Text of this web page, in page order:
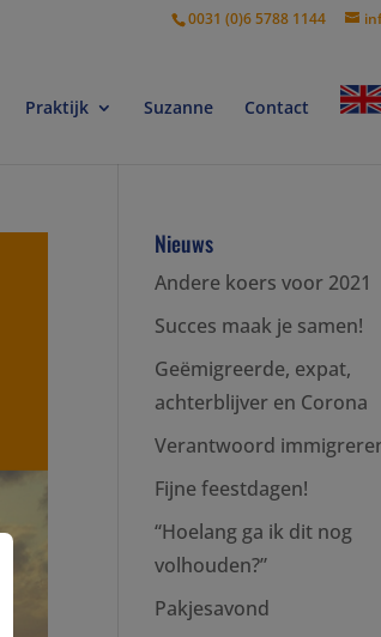
0031 (0)6 5788 1144
Praktijk Suzanne Contact
Nieuws
Andere koers voor 2021
Succes maak je samen!
Geëmigreerde, expat,
achterblijver en Corona
Verantwoord
Fijne feestdagen!
“Hoelang ga ik dit nog
volhouden?”
Pakjesavond